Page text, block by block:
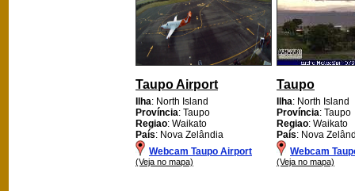
Taupo Airport
Ilha: North Island
Província: Taupo
Regiao: Waikato
País: Nova Zelândia
Webcam Taupo Airport
(Veja no mapa)
Taupo
Ilha: North Island
Província: Taupo
Regiao: Waikato
País: Nova
Webcam
(Veja no mapa)